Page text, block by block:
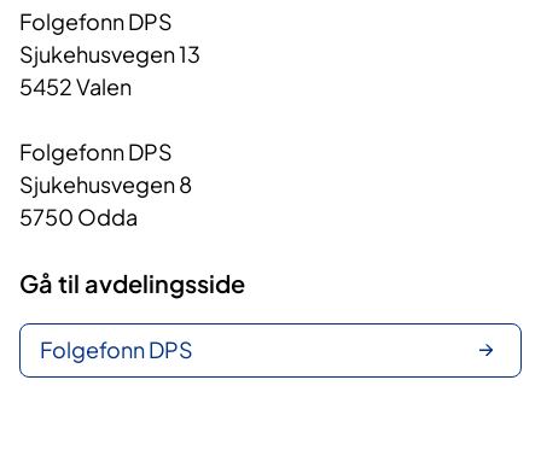
Folgefonn DPS
Sjukehusvegen 13
5452 Valen
Folgefonn DPS
Sjukehusvegen 8
5750 Odda
Gå til avdelingsside
Folgefonn DPS